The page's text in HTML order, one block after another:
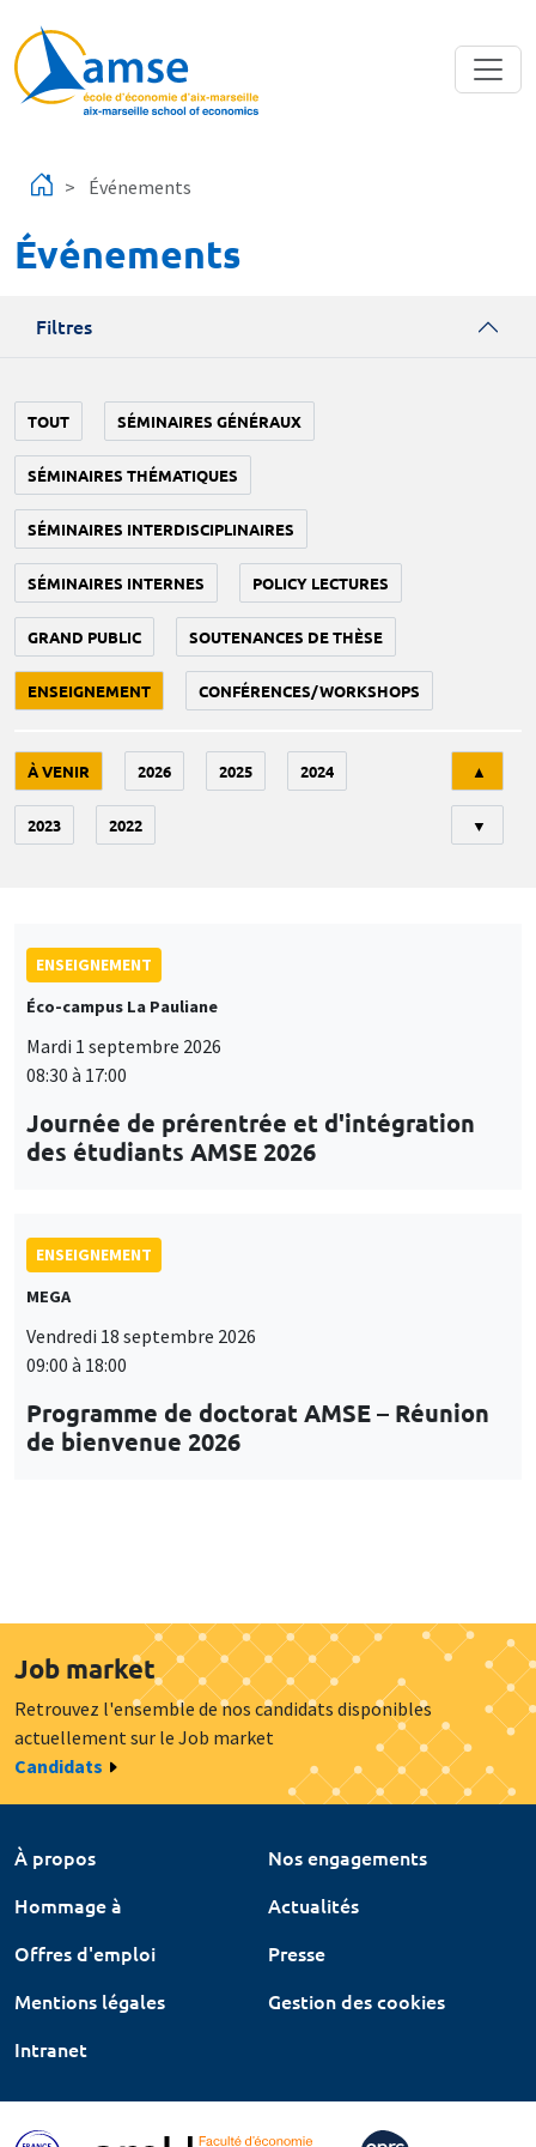
Événements
Événements
Filtres
TOUT SÉMINAIRES GÉNÉRAUX
SÉMINAIRES THÉMATIQUES
SÉMINAIRES INTERDISCIPLINAIRES
SÉMINAIRES INTERNES POLICY LECTURES
GRAND PUBLIC SOUTENANCES DE THÈSE
ENSEIGNEMENT CONFÉRENCES/WORKSHOPS
À VENIR 2026 2025 2024
2023 2022
▲
▼
ENSEIGNEMENT
Éco-campus La Pauliane
Mardi 1 septembre 2026
08:30 à 17:00
Journée de prérentrée et d'intégration
des étudiants AMSE 2026
ENSEIGNEMENT
MEGA
Vendredi 18 septembre 2026
09:00 à 18:00
Programme de doctorat AMSE – Réunion
de bienvenue 2026
Job market
Retrouvez l'ensemble de nos candidats disponibles
actuellement sur le Job market
Candidats
À propos
Nos engagements
Hommage à
Actualités
Offres d'emploi
Presse
Mentions légales
Gestion des cookies
Intranet